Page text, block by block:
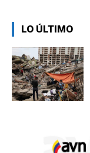
LO ÚLTIMO